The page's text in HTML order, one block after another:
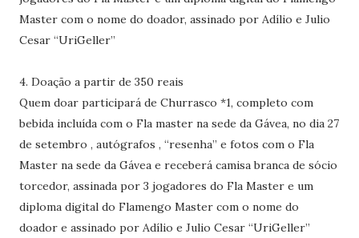
Master com o nome do doador, assinado por Adílio e Julio
Cesar “UriGeller”
4. Doação a partir de 350 reais
Quem doar participará de Churrasco *1, completo com
bebida incluída com o Fla master na sede da Gávea, no dia 27
de setembro , autógrafos , “resenha” e fotos com o Fla
Master na sede da Gávea e receberá camisa branca de sócio
torcedor, assinada por 3 jogadores do Fla Master e um
diploma digital do Flamengo Master com o nome do
doador e assinado por Adílio e Julio Cesar “UriGeller”